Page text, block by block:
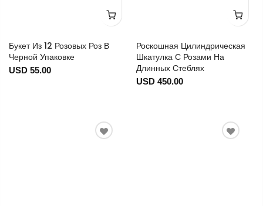
Букет Из 12 Розовых Роз В
Черной Упаковке
USD 55.00
Роскошная Цилиндрическая
Шкатулка С Розами На
Длинных Стеблях
USD 450.00